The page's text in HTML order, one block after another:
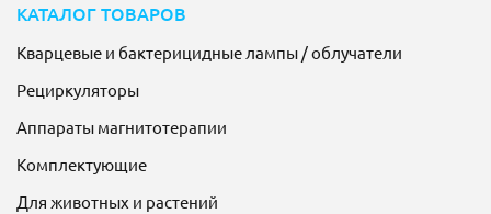
КАТАЛОГ ТОВАРОВ
Кварцевые и бактерицидные лампы / облучатели
Рециркуляторы
Аппараты магнитотерапии
Комплектующие
Для животных и растений